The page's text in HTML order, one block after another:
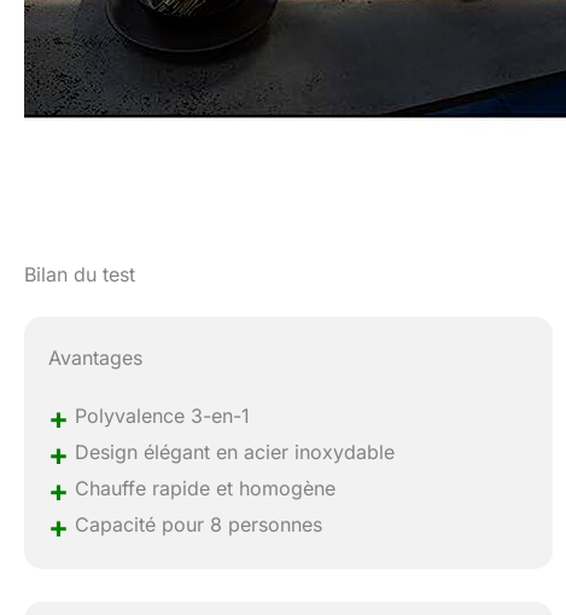
Bilan du test
Avantages
+ Polyvalence 3-en-1
+ Design élégant en acier inoxydable
+ Chauffe rapide et homogène
+ Capacité pour 8 personnes